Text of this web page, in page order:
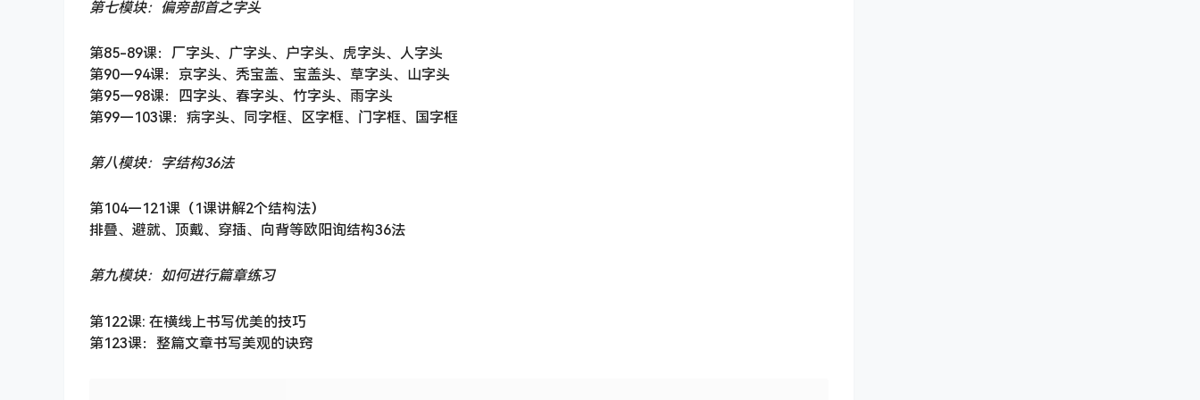
第七模块：偏旁部首之字头
第85-89课：厂字头、广字头、户字头、虎字头、人字头
第90—94课：京字头、秃宝盖、宝盖头、草字头、山字头
第95—98课：四字头、春字头、竹字头、雨字头
第99—103课：病字头、同字框、区字框、门字框、国字框
第八模块：字结构36法
第104—121课（1课讲解2个结构法）
排叠、避就、顶戴、穿插、向背等欧阳询结构36法
第九模块：如何进行篇章练习
第122课: 在横线上书写优美的技巧
第123课：整篇文章书写美观的诀窍